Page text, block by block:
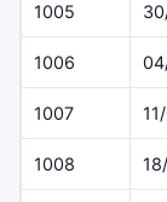
1005
1006
1007
1008